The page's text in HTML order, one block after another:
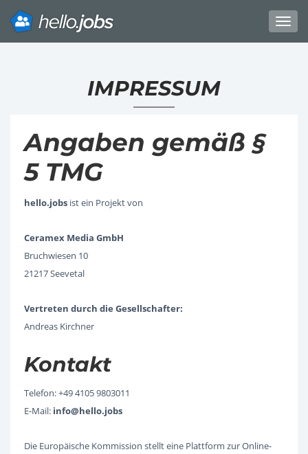
IMPRESSUM
Angaben gemäß §
5 TMG
hello.jobs ist ein Projekt von
Ceramex Media GmbH
Bruchwiesen 10
21217 Seevetal
Vertreten durch die Gesellschafter:
Andreas Kirchner
Kontakt
Telefon: +49 4105 9803011
E-Mail: info@hello.jobs
Die Europäische Kommission stellt eine Plattform zur Online-